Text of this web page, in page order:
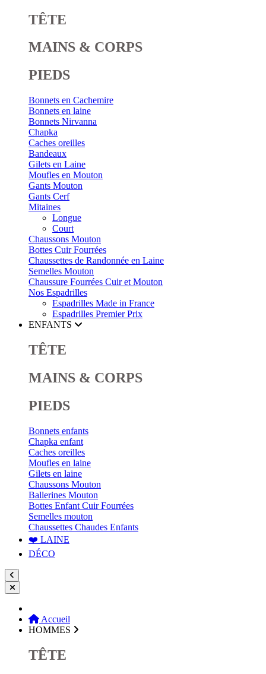
TÊTE
MAINS & CORPS
PIEDS
Bonnets en Cachemire
Bonnets en laine
Bonnets Nirvanna
Chapka
Caches oreilles
Bandeaux
Gilets en Laine
Moufles en Mouton
Gants Mouton
Gants Cerf
Mitaines
Longue
Court
Chaussons Mouton
Bottes Cuir Fourrées
Chaussettes de Randonnée en Laine
Semelles Mouton
Chaussure Fourrées Cuir et Mouton
Nos Espadrilles
Espadrilles Made in France
Espadrilles Premier Prix
ENFANTS
TÊTE
MAINS & CORPS
PIEDS
Bonnets enfants
Chapka enfant
Caches oreilles
Moufles en laine
Gilets en laine
Chaussons Mouton
Ballerines Mouton
Bottes Enfant Cuir Fourrées
Semelles mouton
Chaussettes Chaudes Enfants
❤️ LAINE
DÉCO
Accueil
HOMMES
TÊTE